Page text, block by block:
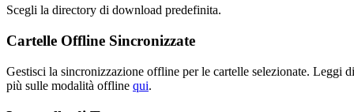
Scegli la directory di download predefinita.
Cartelle Offline Sincronizzate
Gestisci la sincronizzazione offline per le cartelle selezionate. Leggi di
più sulle modalità offline qui.